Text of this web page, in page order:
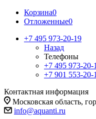
Корзина0
Отложенные0
+7 495 973-20-19
Назад
Телефоны
+7 495 973-20-
+7 901 553-20-
Контактная информация
Московская область,
info@aquanti.ru